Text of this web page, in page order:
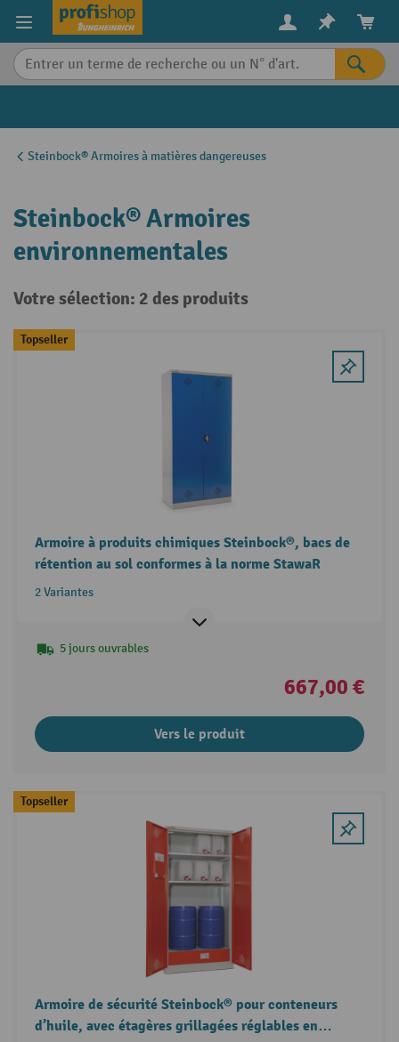
content
Steinbock® Armoires à matières dangereuses
Steinbock® Armoires
environnementales
Votre sélection: 2 des produits
Topseller
Armoire à produits chimiques Steinbock®, bacs de
rétention au sol conformes à la norme StawaR
2 Variantes
5 jours ouvrables
667,00 €
Vers le produit
Topseller
Armoire de sécurité Steinbock® pour conteneurs
d’huile, avec étagères grillagées réglables en